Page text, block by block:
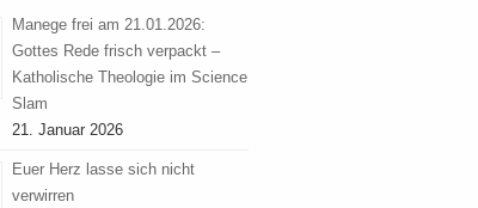
Manege frei am 21.01.2026:
Gottes Rede frisch verpackt –
Katholische Theologie im Science
Slam
21. Januar 2026
Euer Herz lasse sich nicht
verwirren